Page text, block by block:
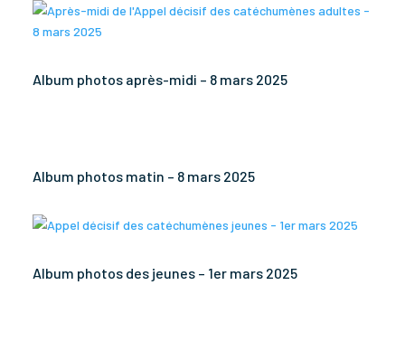
Album photos après-midi – 8 mars 2025
Album photos matin – 8 mars 2025
Album photos des jeunes – 1er mars 2025